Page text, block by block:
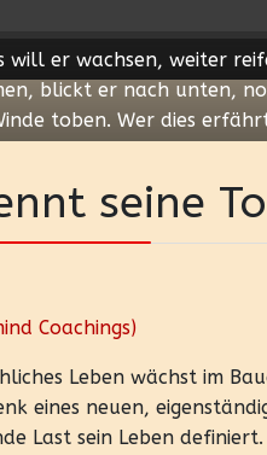
will er wachsen, weiter
blickt er nach unten,
toben. Wer dies
seine
Coachings)
Leben wächst im
eines neuen,
Last sein Leben